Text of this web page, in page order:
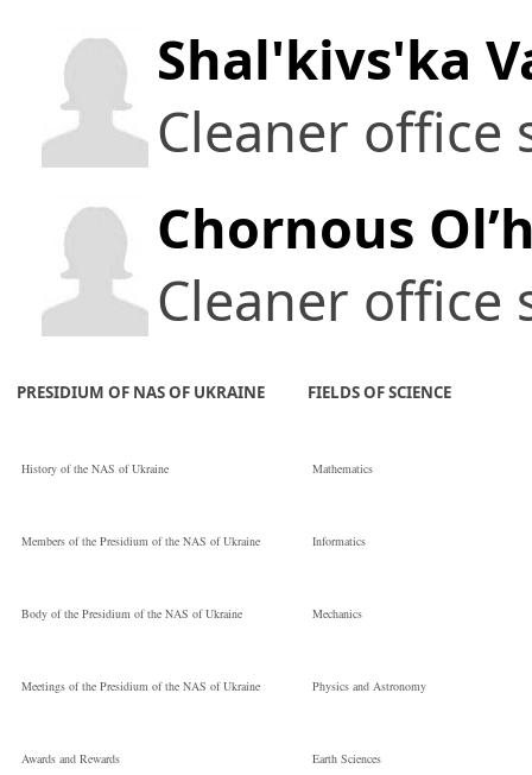
Shal'kivs'ka
Cleaner office
Chornous
Cleaner office
PRESIDIUM OF NAS OF UKRAINE
History of the NAS of Ukraine
Members of the Presidium of the NAS of Ukraine
Body of the Presidium of the NAS of Ukraine
Meetings of the Presidium of the NAS of Ukraine
Awards and Rewards
FIELDS OF SCIENCE
Mathematics
Informatics
Mechanics
Physics and Astronomy
Earth Sciences